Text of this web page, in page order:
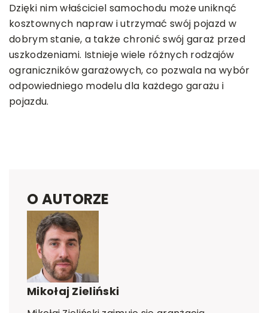
Dzięki nim właściciel samochodu może uniknąć
kosztownych napraw i utrzymać swój pojazd w
dobrym stanie, a także chronić swój garaż przed
uszkodzeniami. Istnieje wiele różnych rodzajów
ograniczników garażowych, co pozwala na wybór
odpowiedniego modelu dla każdego garażu i
pojazdu.
O AUTORZE
Mikołaj Zieliński